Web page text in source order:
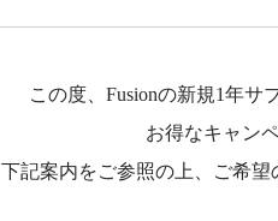
この度、Fusionの新規1年サ
お得なキャン
下記案内をご参照の上、ご希